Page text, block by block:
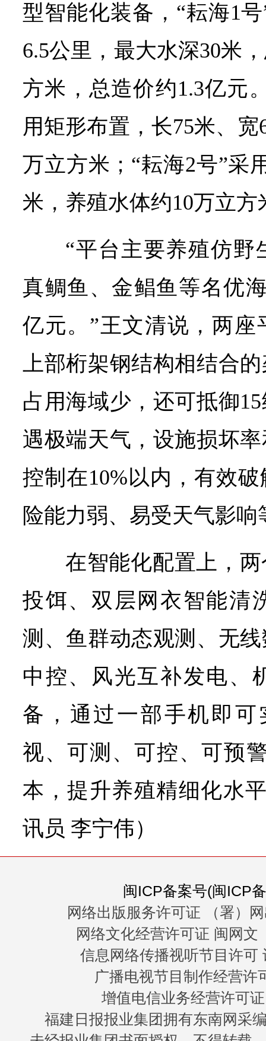
型智能化装备，“耘海1
6.5公里，最大水深30米
方米，总造价约1.3亿元
用矩形布置，长75米、
万立方米；“耘海2号”采
米，养殖水体约10万立方
“平台主要养殖仿野
真鲷鱼、金鲳鱼等名优
亿元。”王文清说，两
上部桁架钢结构相结合
占用海域少，还可抵御
遇极端天气，设施损坏
控制在10%以内，有效
险能力弱、易受天气影响
在智能化配置上，
投饵、双层网衣智能清
测、鱼群动态观测、无
中控、风光互补发电、
备，通过一部手机即
视、可测、可控、可预
本，提升养殖精细化水
讯员 李宁伟）
闽ICP备案号(闽ICP
网络出版服务许可证 （署）
网络文化经营许可证 闽网文
信息网络传播视听节目许可
广播电视节目制作经营许
增值电信业务经营许可
福建日报报业集团拥有东南网采